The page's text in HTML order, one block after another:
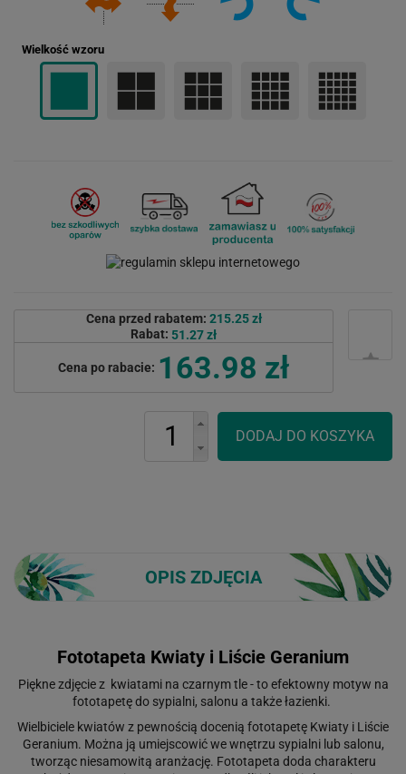
Wielkość wzoru
Cena przed rabatem: 215.25 zł
Rabat: 51.27 zł
Cena po rabacie: 163.98 zł
OPIS ZDJĘCIA
Fototapeta Kwiaty i Liście Geranium
Piękne zdjęcie z kwiatami na czarnym tle - to efektowny motyw na
fototapetę do sypialni, salonu a także łazienki.
Wielbiciele kwiatów z pewnością docenią fototapetę Kwiaty i Liście
Geranium. Można ją umiejscowić we wnętrzu sypialni lub salonu,
tworząc niesamowitą aranżację. Fototapeta doda charakteru